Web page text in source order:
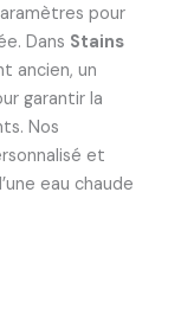
pour
Dans Stains
ancien, un
garantir la
Nos
et
eau chaude